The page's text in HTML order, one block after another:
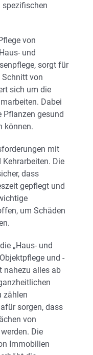
von
und
sorgt für
von
sich um die
Dabei
Pflanzen gesund
können.
mit
Die
dass
gepflegt und
um Schäden
„Haus- und
und -
nahezu alles ab
zählen
sorgen, dass
von
Die
Immobilien